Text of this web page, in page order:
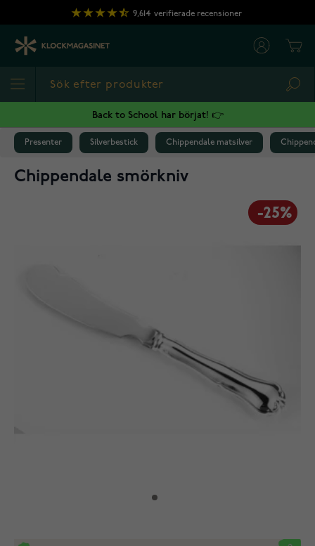
Hoppa till innehållet
9,614 verifierade recensioner
Back to School har börjat! 👉
Presenter Silverbestick Chippendale matsilver
Chippendale smörkniv
-25%